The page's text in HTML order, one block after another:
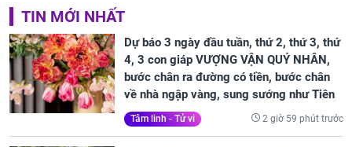
TIN MỚI NHẤT
Dự báo 3 ngày đầu tuần, thứ 2, thứ 3, thứ
4, 3 con giáp VƯỢNG VẬN QUÝ NHÂN,
bước chân ra đường có tiền, bước chân
về nhà ngập vàng, sung sướng như Tiên
Tâm linh - Tử vi 2 giờ 59 phút trước